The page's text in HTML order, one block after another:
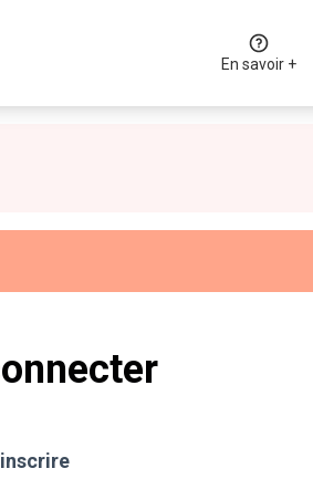
En savoir +